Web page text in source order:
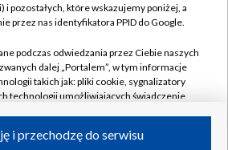
Cyfrowa
Pomoc
Kontakt
Kanały
pozostałych, które wskazujemy poniżej, a
przez nas identyfikatora PPID do Google.
podczas odwiedzania przez Ciebie naszych
zwanych dalej „Portalem”, w tym informacje
takich jak: pliki cookie, sygnalizatory
technologii umożliwiających świadczenie
i przechodzę do serwisu